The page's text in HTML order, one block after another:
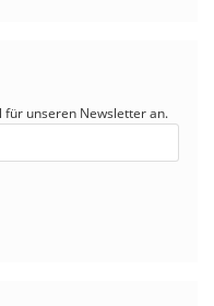
für unseren Newsletter an.